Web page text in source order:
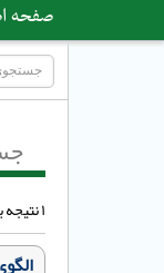
صفحه
۱ نتیجه برای مدل سرشت ترکیبی عاطفی هیجانی